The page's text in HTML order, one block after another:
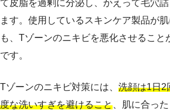
て皮脂を過剰に分泌し、かえって毛穴
ます。使用しているスキンケア製品が
も、Tゾーンのニキビを悪化させること
です。
Tゾーンのニキビ対策には、 洗顔は1日2
度な洗いすぎを避けること 、肌に合っ